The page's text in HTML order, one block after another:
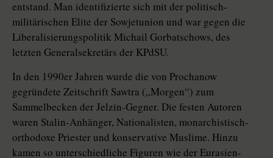
entstand. Man identifizierte sich mit der politisch-
militärischen Elite der Sowjetunion und war gegen die
Liberalisierungspolitik Michail Gorbatschows, des
letzten Generalsekretärs der KPdSU.
In den 1990er Jahren wurde die von Prochanow
gegründete Zeitschrift Sawtra („Morgen“) zum
Sammelbecken der Jelzin-Gegner. Die festen Autoren
waren Stalin-Anhänger, Nationalisten, monarchistisch-
orthodoxe Priester und konservative Muslime. Hinzu
kamen so unterschiedliche Figuren wie der Eurasien-